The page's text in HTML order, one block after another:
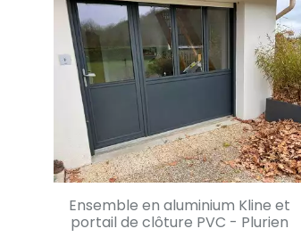
Ensemble en aluminium Kline et
portail de clôture PVC - Plurien